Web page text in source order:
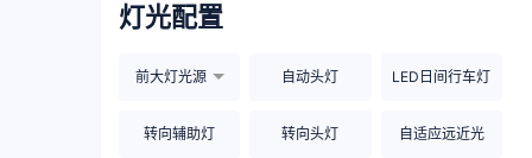
灯光配置
前大灯光源 自动头灯 LED日间行车灯
转向辅助灯 转向头灯 自适应远近光